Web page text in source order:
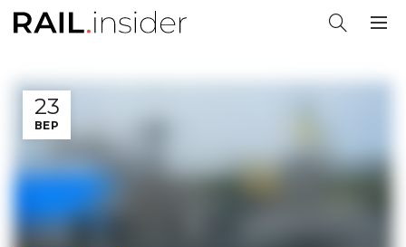
23
ВЕР